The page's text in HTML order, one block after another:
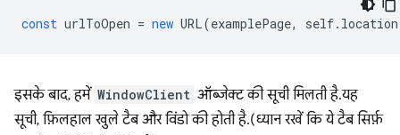
const urlToOpen = new URL(examplePage, self. location
इसके बाद, हमें WindowClient ऑब्जेक्ट की सूची मिलती है. यह
सूची, फ़िलहाल खुले टैब और विंडो की होती है. (ध्यान रखें कि ये टैब सिर्फ़